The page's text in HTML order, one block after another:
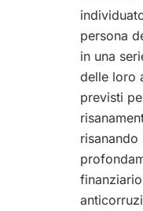
persona
in una
delle loro
previsti